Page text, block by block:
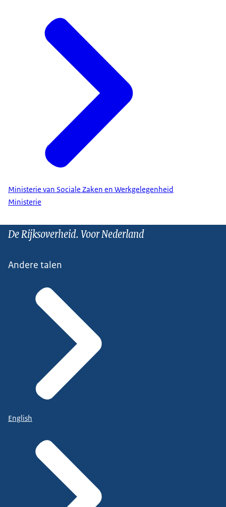
Ministerie van Sociale Zaken en Werkgelegenheid
Ministerie
De Rijksoverheid. Voor Nederland
Andere talen
English